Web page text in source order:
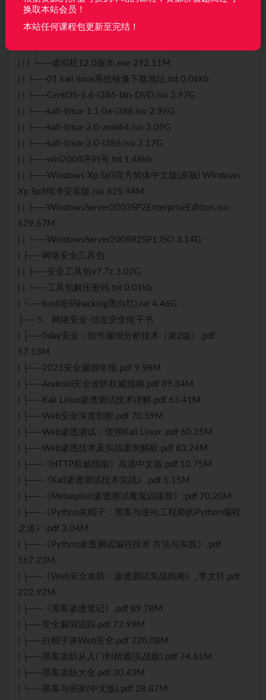
| ├──常用到的系统镜像环境
| | ├──虚拟机VMware Workstation 12（含注册机）
| | | └──虚拟机12.0版本.exe 292.11M
| | ├──01 kali linux系统镜像下载地址.txt 0.06kb
| | ├──CentOS-5.6-i386-bin-DVD.iso 3.97G
| | ├──kali-linux-1.1.0a-i386.iso 2.96G
| | ├──kali-linux-2.0-amd64.iso 3.09G
| | ├──kali-linux-2.0-i386.iso 3.17G
| | ├──win2008序列号.txt 1.48kb
| | ├──Windows Xp Sp3官方简体中文版(原版) Windows
Xp Sp3纯净安装版.iso 625.94M
| | ├──WindowsServer2003SP2EnterpriseEdition.iso
629.67M
| | └──WindowsServer2008R2SP1.ISO 3.14G
| ├──网络安全工具包
| | ├──安全工具包v7.7z 3.02G
| | └──工具包解压密码.txt 0.01kb
| └──tool(密码hacking黑白红).rar 4.46G
├──5、网络安全-信息安全电子书
| ├──0day安全：软件漏洞分析技术（第2版）.pdf
57.13M
| ├──2023安全漏洞年报.pdf 9.98M
| ├──Android安全攻防权威指南.pdf 89.34M
| ├──Kali Linux渗透测试技术详解.pdf 63.41M
| ├──Web安全深度剖析.pdf 70.59M
| ├──Web渗透测试：使用Kali Linux .pdf 60.35M
| ├──Web渗透技术及实战案例解析.pdf 83.24M
| ├──《HTTP权威指南》高清中文版.pdf 10.75M
| ├──《Kali渗透测试技术实战》.pdf 5.15M
| ├──《Metasploit渗透测试魔鬼训练营》.pdf 70.20M
| ├──《Python灰帽子：黑客与逆向工程师的Python编程
之道》.pdf 3.04M
| ├──《Python渗透测试编程技术 方法与实践》.pdf
167.23M
| ├──《Web安全攻防：渗透测试实战指南》_李文轩.pdf
222.92M
| ├──《黑客渗透笔记》.pdf 89.78M
| ├──安全漏洞追踪.pdf 72.99M
| ├──白帽子讲Web安全.pdf 220.08M
| ├──黑客攻防从入门到精通(实战版).pdf 74.61M
| ├──黑客攻防大全.pdf 30.43M
| └──黑客与画家(中文版).pdf 28.87M
换取本站会员！
本站任何课程包更新至完结！